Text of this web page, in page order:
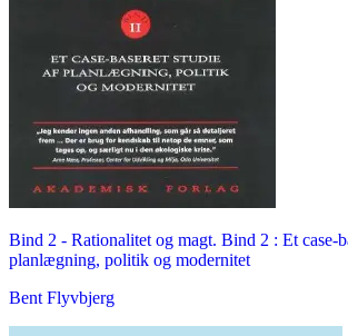
Bind 2 - Rationalitet og magt. Bind 2 : Et case-
planlægning, politik og modernitet
Bent Flyvbjerg